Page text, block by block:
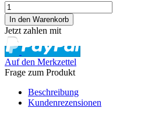
Jetzt zahlen mit
Auf den Merkzettel
Frage zum Produkt
Beschreibung
Kundenrezensionen